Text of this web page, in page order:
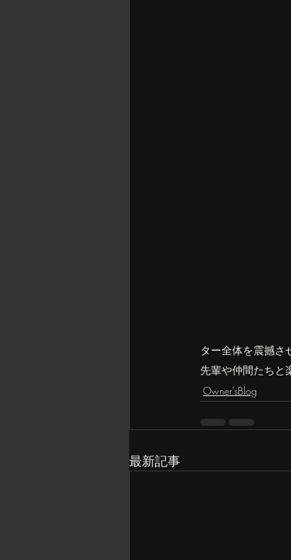
ター全体を震撼さ
先輩や仲間たちと
Owner'sBlog
最新記事